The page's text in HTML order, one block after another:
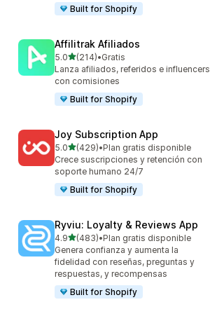
Built for Shopify
Affilitrak Afiliados
5.0de 5 estrellas
(214)
214 reseñas en total
•Gratis
Lanza afiliados, referidos e influencers
con comisiones
Built for Shopify
Joy Subscription App
5.0de 5 estrellas
(429)
429 reseñas en total
•Plan gratis disponible
Crece suscripciones y retención con
soporte humano 24/7
Built for Shopify
Ryviu: Loyalty & Reviews App
4.9de 5 estrellas
(483)
483 reseñas en total
•Plan gratis disponible
Genera confianza y aumenta la
fidelidad con reseñas, preguntas y
respuestas, y recompensas
Built for Shopify